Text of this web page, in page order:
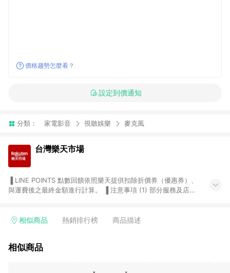
價格趨勢怎麼看？
設定到價通知
分類： 家電影音 視聽娛樂 麥克風
台灣樂天市場
與運費後之最終金額進行計算。 ▐ 注意事項 (1) 部分服務及店家
Smart mobile、神腦生活、JS巨盛、樂天KOBO電子書，請詳閱
台灣樂天市場，並在同一瀏覽器於24小時內結帳，才享有 LINE
相似商品 熱銷排行榜 商品描述
相似商品